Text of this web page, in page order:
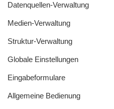
Datenquellen-Verwaltung
Medien-Verwaltung
Struktur-Verwaltung
Globale Einstellungen
Eingabeformulare
Allgemeine Bedienung